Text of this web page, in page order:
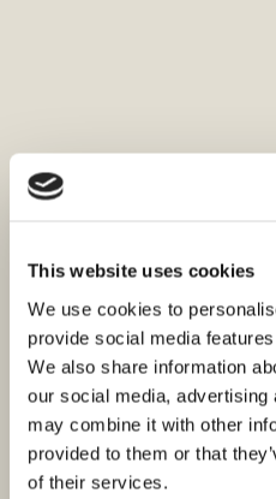
This website uses cookies
We use cookies to
provide social media
We also share information
our social media,
may combine it with other
provided to them or that
of their services.